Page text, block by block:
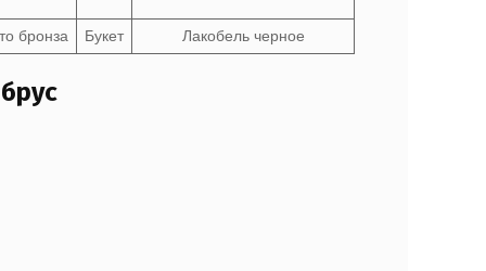
бронза Букет Лакобель черное